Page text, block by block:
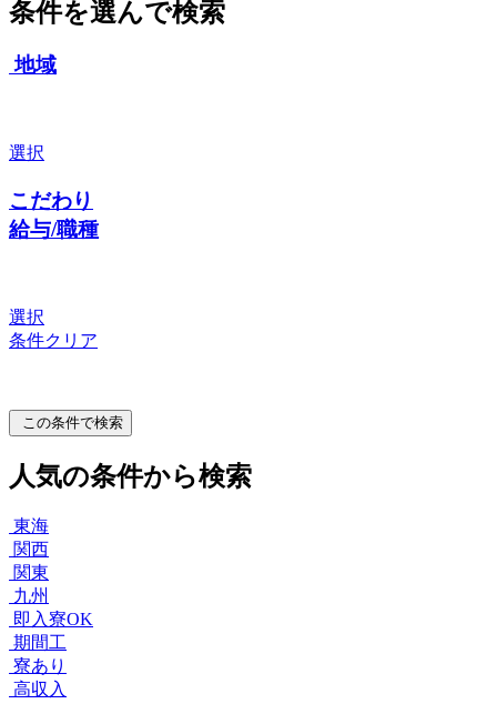
条件を選んで検索
地域
選択
こだわり
給与/職種
選択
条件クリア
この条件で検索
人気の条件から検索
東海
関西
関東
九州
即入寮OK
期間工
寮あり
高収入